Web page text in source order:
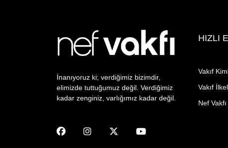
İnanıyoruz ki; verdiğimiz bizimdir,
elimizde tuttuğumuz değil. Verdiğimiz
kadar zenginiz, varlığımız kadar değil.
HIZLI
Vakıf
Vakıf
Nef